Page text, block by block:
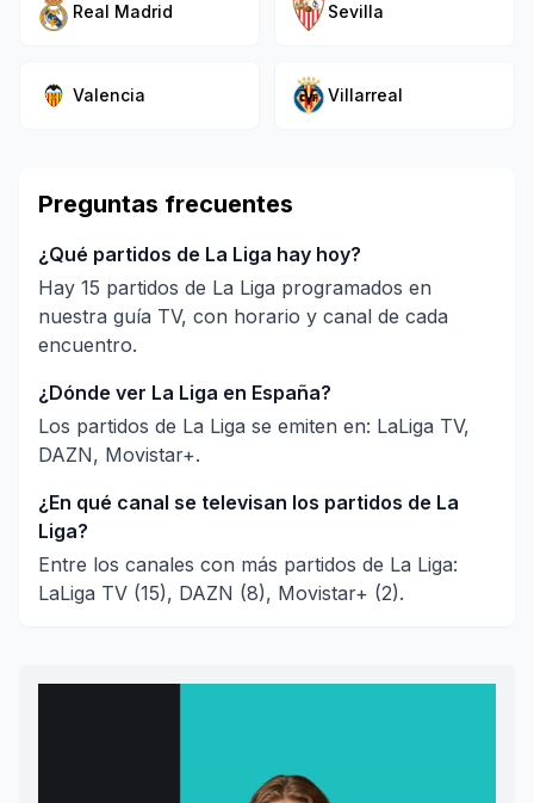
Real Madrid Sevilla
Valencia Villarreal
Preguntas frecuentes
¿Qué partidos de La Liga hay hoy?
Hay 15 partidos de La Liga programados en
nuestra guía TV, con horario y canal de cada
encuentro.
¿Dónde ver La Liga en España?
Los partidos de La Liga se emiten en: LaLiga TV,
DAZN, Movistar+.
¿En qué canal se televisan los partidos de La
Liga?
Entre los canales con más partidos de La Liga:
LaLiga TV (15), DAZN (8), Movistar+ (2).